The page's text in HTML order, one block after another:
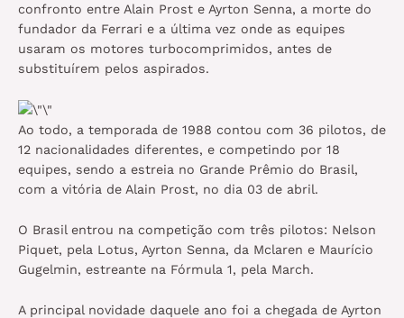
confronto entre Alain Prost e Ayrton Senna, a morte do
fundador da Ferrari e a última vez onde as equipes
usaram os motores turbocomprimidos, antes de
substituírem pelos aspirados.
Ao todo, a temporada de 1988 contou com 36 pilotos, de
12 nacionalidades diferentes, e competindo por 18
equipes, sendo a estreia no Grande Prêmio do Brasil,
com a vitória de Alain Prost, no dia 03 de abril.
O Brasil entrou na competição com três pilotos: Nelson
Piquet, pela Lotus, Ayrton Senna, da Mclaren e Maurício
Gugelmin, estreante na Fórmula 1, pela March.
A principal novidade daquele ano foi a chegada de Ayrton